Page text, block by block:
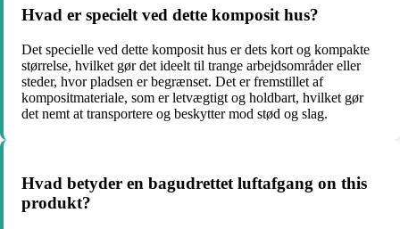
Hvad er specielt ved dette komposit hus?
Det specielle ved dette komposit hus er dets kort og kompakte
størrelse, hvilket gør det ideelt til trange arbejdsområder eller
steder, hvor pladsen er begrænset. Det er fremstillet af
kompositmateriale, som er letvægtigt og holdbart, hvilket gør
det nemt at transportere og beskytter mod stød og slag.
Hvad betyder en bagudrettet luftafgang on this
produkt?